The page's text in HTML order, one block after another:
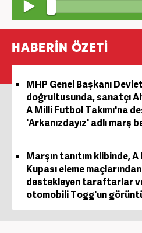
HABERİN ÖZETİ
MHP Genel Başkanı
doğrultusunda, sanatçı
A Milli Futbol Takımı'na
'Arkanızdayız' adlı marş
Marşın tanıtım klibinde, A
Kupası eleme
destekleyen taraftarlar
otomobili Togg'un